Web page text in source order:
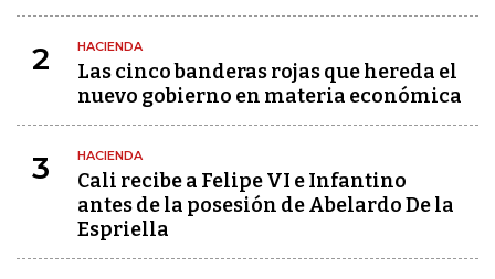
2 HACIENDA
Las cinco banderas rojas que hereda el
nuevo gobierno en materia económica
3 HACIENDA
Cali recibe a Felipe VI e Infantino
antes de la posesión de Abelardo De la
Espriella